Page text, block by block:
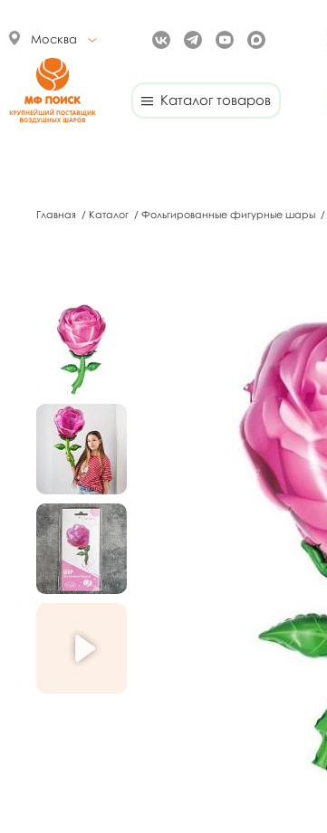
Москва
Каталог товаров
Главная / Каталог / Фольгированные фигурные шары /